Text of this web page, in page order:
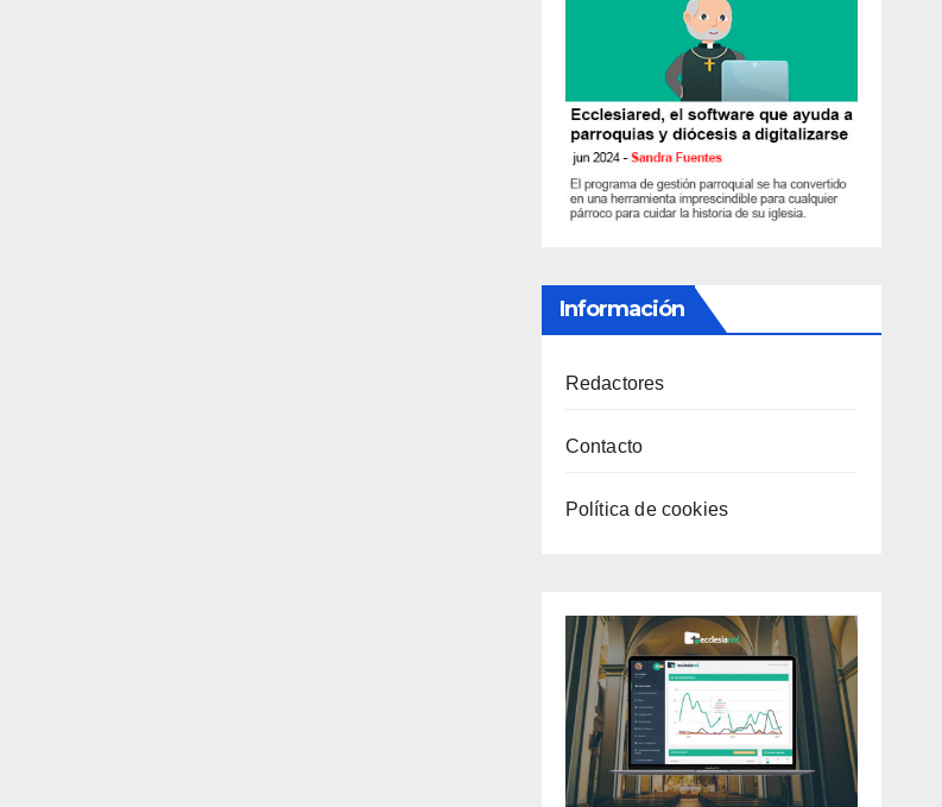
Información
Redactores
Contacto
Política de cookies